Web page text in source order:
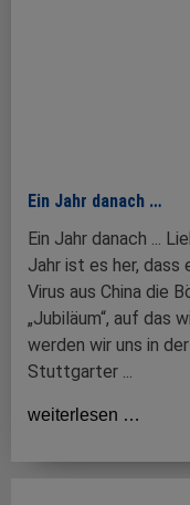
Ein Jahr danach …
Ein Jahr danach ...
Jahr ist es her, dass
Virus aus China die
„Jubiläum“, auf das
werden wir uns in
Stuttgarter ...
weiterlesen …